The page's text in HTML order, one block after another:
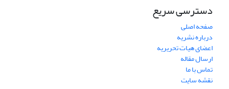
دسترسی سریع
صفحه اصلی
درباره نشریه
اعضای هیات تحریریه
ارسال مقاله
تماس با ما
نقشه سایت